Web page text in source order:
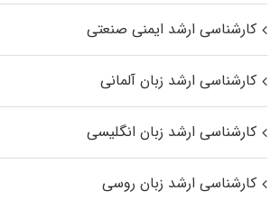
کارشناسی ارشد ایمنی صنعتی
کارشناسی ارشد زبان آلمانی
کارشناسی ارشد زبان انگلیسی
کارشناسی ارشد زبان روسی